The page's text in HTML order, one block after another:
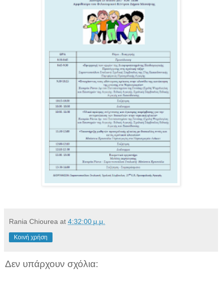
Rania Chiourea at 4:32:00 μ.μ.
Κοινή χρήση
Δεν υπάρχουν σχόλια: